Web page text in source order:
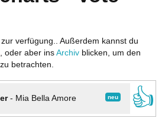
verfügung.. Außerdem kannst du
, oder aber ins Archiv blicken, um den
betrachten.
neu
- Mia Bella Amore
👍